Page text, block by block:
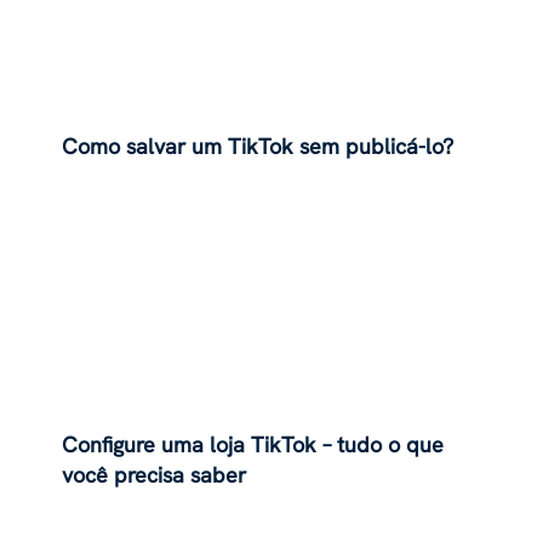
Como salvar um TikTok sem publicá-lo?
Configure uma loja TikTok – tudo o que
você precisa saber